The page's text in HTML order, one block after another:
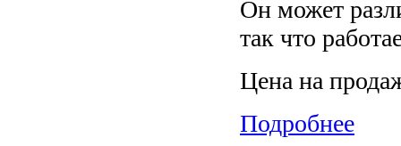
Он может
так что
Цена на
Подробнее